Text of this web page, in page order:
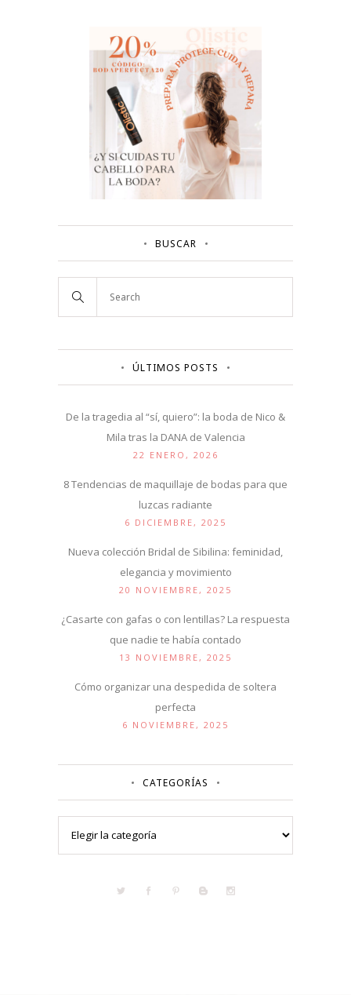
BUSCAR
ÚLTIMOS POSTS
De la tragedia al “sí, quiero”: la boda de Nico &
Mila tras la DANA de Valencia
22 ENERO, 2026
8 Tendencias de maquillaje de bodas para que
luzcas radiante
6 DICIEMBRE, 2025
Nueva colección Bridal de Sibilina: feminidad,
elegancia y movimiento
20 NOVIEMBRE, 2025
¿Casarte con gafas o con lentillas? La respuesta
que nadie te había contado
13 NOVIEMBRE, 2025
Cómo organizar una despedida de soltera
perfecta
6 NOVIEMBRE, 2025
CATEGORÍAS